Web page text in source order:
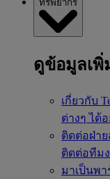
ทรัพยากร
ดูข้อมูลเพิ่
เกี่ยวกับ
ต่างๆ ได้
ติดต่อฝ่า
ติดต่อทีม
มาเป็นพา